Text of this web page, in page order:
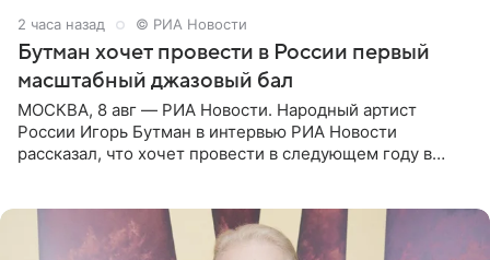
2 часа назад © РИА Новости
Бутман хочет провести в России первый
масштабный джазовый бал
МОСКВА, 8 авг — РИА Новости. Народный артист
России Игорь Бутман в интервью РИА Новости
рассказал, что хочет провести в следующем году в